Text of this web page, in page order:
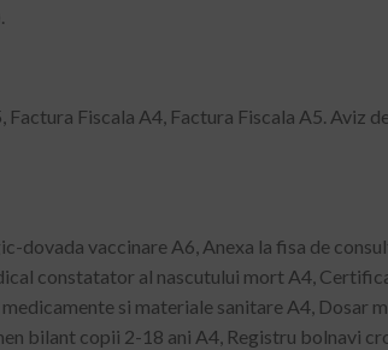
Factura Fiscala A4, Factura Fiscala A5. Aviz
dovada vaccinare A6, Anexa la fisa de
constatator al nascutului mort A4,
si materiale sanitare A4, Dosar
bilant copii 2-18 ani A4, Registru bolnavi